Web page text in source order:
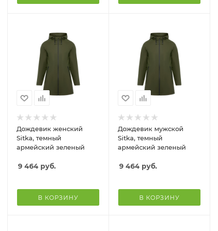
Дождевик женский
Sitka, темный
армейский зеленый
9 464 руб.
В КОРЗИНУ
Дождевик мужской
Sitka, темный
армейский зеленый
9 464 руб.
В КОРЗИНУ